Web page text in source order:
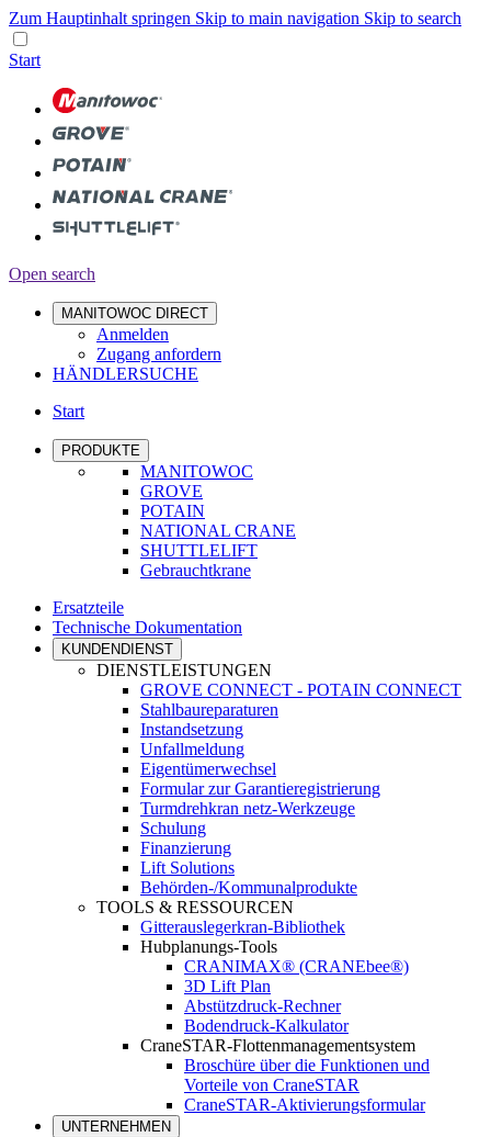
Zum Hauptinhalt springen Skip to main navigation Skip to search
Start
Open search
MANITOWOC DIRECT
Anmelden
Zugang anfordern
HÄNDLERSUCHE
Start
PRODUKTE
MANITOWOC
GROVE
POTAIN
NATIONAL CRANE
SHUTTLELIFT
Gebrauchtkrane
Ersatzteile
Technische Dokumentation
KUNDENDIENST
DIENSTLEISTUNGEN
GROVE CONNECT - POTAIN CONNECT
Stahlbaureparaturen
Instandsetzung
Unfallmeldung
Eigentümerwechsel
Formular zur Garantieregistrierung
Turmdrehkran netz-Werkzeuge
Schulung
Finanzierung
Lift Solutions
Behörden-/Kommunalprodukte
TOOLS & RESSOURCEN
Gitterauslegerkran-Bibliothek
Hubplanungs-Tools
CRANIMAX® (CRANEbee®)
3D Lift Plan
Abstützdruck-Rechner
Bodendruck-Kalkulator
CraneSTAR-Flottenmanagementsystem
Broschüre über die Funktionen und
Vorteile von CraneSTAR
CraneSTAR-Aktivierungsformular
UNTERNEHMEN